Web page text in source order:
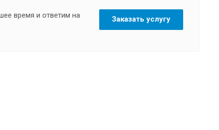
время и ответим на
Заказать услугу